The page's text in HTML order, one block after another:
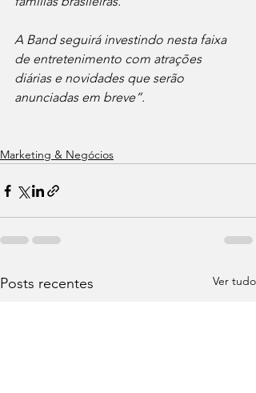
A Band seguirá investindo nesta faixa
de entretenimento com atrações
diárias e novidades que serão
anunciadas em breve”.
Marketing & Negócios
Posts recentes Ver tudo